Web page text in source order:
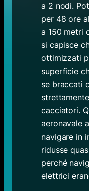
a 2 nodi.
per 48 ore
a 150 metri
si capisce
ottimizzati
superficie
se braccati
cacciatori.
aeronavale
navigare in
ridusse
perché
elettrici